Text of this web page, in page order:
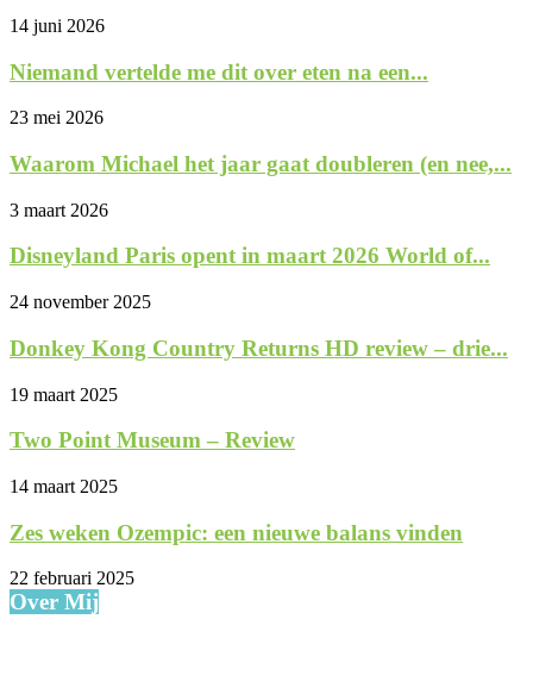
14 juni 2026
Niemand vertelde me dit over eten na een...
23 mei 2026
Waarom Michael het jaar gaat doubleren (en nee,...
3 maart 2026
Disneyland Paris opent in maart 2026 World of...
24 november 2025
Donkey Kong Country Returns HD review – drie...
19 maart 2025
Two Point Museum – Review
14 maart 2025
Zes weken Ozempic: een nieuwe balans vinden
22 februari 2025
Over Mij